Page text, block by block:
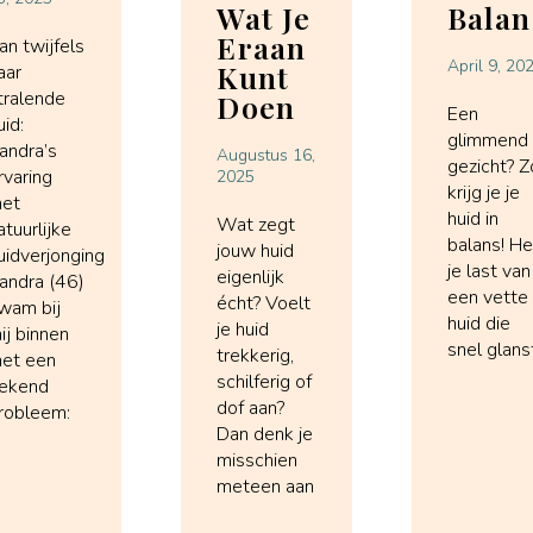
twijfels
(46)
bij
binnen
een
Wat Je
Eraan
Kunt
Doen
Augustus 16,
2025
Wat zegt
jouw huid
eigenlijk
écht? Voelt
je huid
trekkerig,
schilferig of
dof aan?
Dan denk je
misschien
meteen aan
April 9,
Een
glimmend
gezicht?
krijg je je
huid in
balans!
je last van
een vette
huid die
snel